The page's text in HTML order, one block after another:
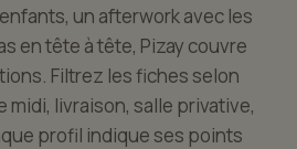
un afterwork avec les
en tête à tête, Pizay couvre
Filtrez les fiches selon
midi, livraison, salle privative,
profil indique ses points